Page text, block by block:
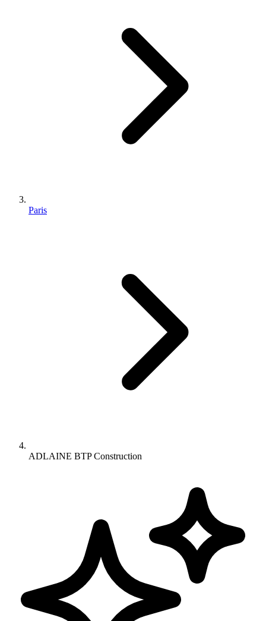
Paris
ADLAINE BTP Construction